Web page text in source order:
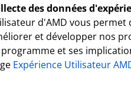
des données
d'AMD vous permet
et développer nos
programme et ses
Expérience Utilisateur